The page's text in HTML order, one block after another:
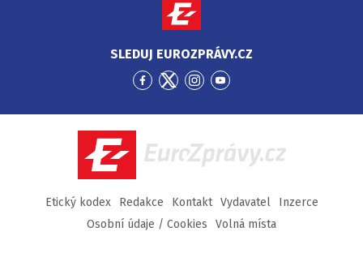
SLEDUJ EUROZPRÁVY.CZ
Přejít
Facebook
Přejít
Twitter
Přejít
Instagram
Přejít
YouTube
EuroZprávy.cz
Etický kodex Redakce Kontakt Vydavatel
Inzerce
Osobní údaje / Cookies
Volná místa